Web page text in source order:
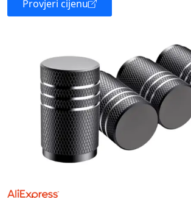
Provjeri cijenu